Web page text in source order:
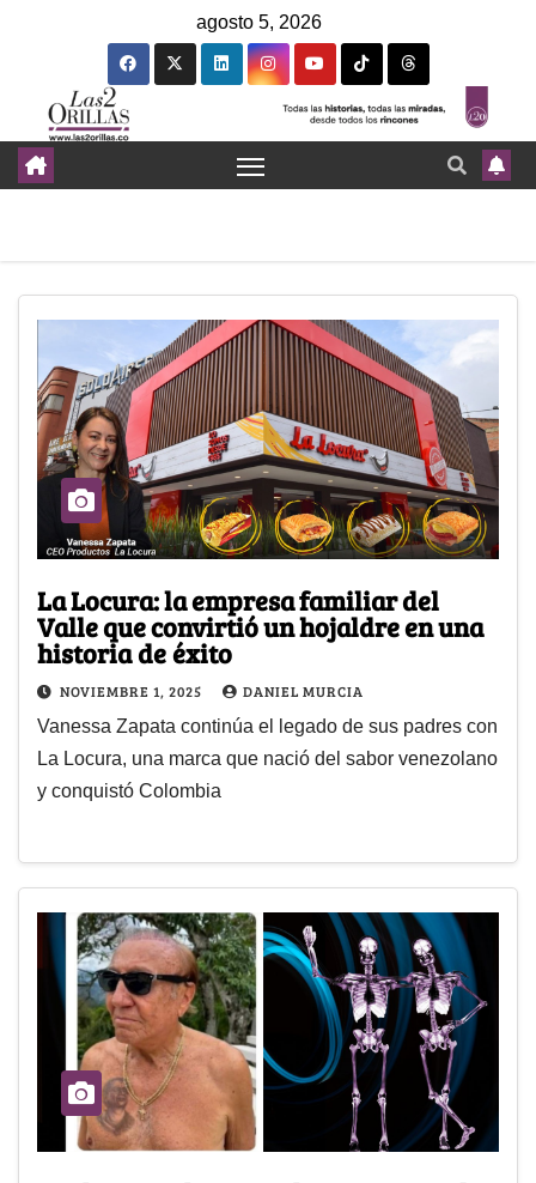
agosto 5, 2026
La Locura: la empresa familiar del
Valle que convirtió un hojaldre en una
historia de éxito
NOVIEMBRE 1, 2025 DANIEL MURCIA
Vanessa Zapata continúa el legado de sus padres con
La Locura, una marca que nació del sabor venezolano
y conquistó Colombia